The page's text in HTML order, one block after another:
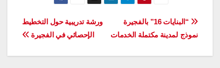
تصفّح
المقالات
ورشة تدريبية حول التخطيط
الإحصائي في الفجيرة
“البنايات 16” بالفجيرة
نموذج لمدينة مكتملة الخدمات